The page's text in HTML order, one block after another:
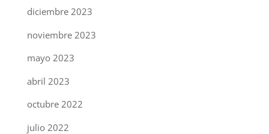
diciembre 2023
noviembre 2023
mayo 2023
abril 2023
octubre 2022
julio 2022